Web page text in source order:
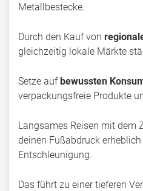
Metallbestecke.
Durch den Kauf von
gleichzeitig lokale Märkte
Setze aufbewussten
verpackungsfreie Produkte
Langsames Reisen mit dem
deinen Fußabdruck
Entschleunigung.
Das führt zu einer tieferen